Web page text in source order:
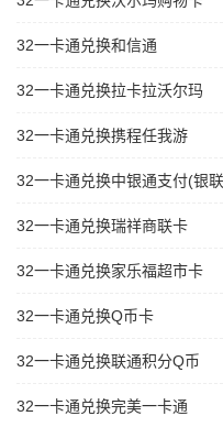
32一卡通兑换和信通
32一卡通兑换拉卡拉沃尔玛
32一卡通兑换携程任我游
32一卡通兑换中银通支付(银
32一卡通兑换瑞祥商联卡
32一卡通兑换家乐福超市卡
32一卡通兑换Q币卡
32一卡通兑换联通积分Q币
32一卡通兑换完美一卡通